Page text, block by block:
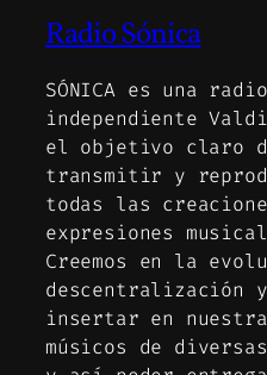
Radio Sónica
SÓNICA es una
independiente
el objetivo claro
transmitir y
todas las
expresiones
Creemos en la
descentralización
insertar en nuestra
músicos de